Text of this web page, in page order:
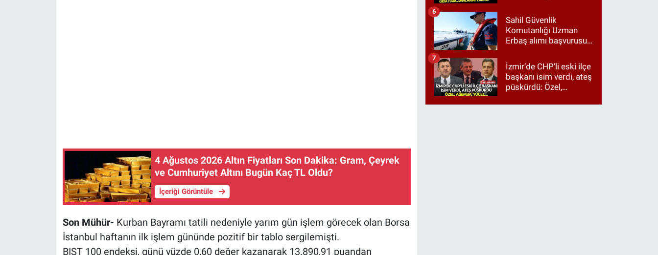
4 Ağustos 2026 Altın Fiyatları Son Dakika: Gram, Çeyrek
ve Cumhuriyet Altını Bugün Kaç TL Oldu?
İçeriği Görüntüle
Son Mühür- Kurban Bayramı tatili nedeniyle yarım gün işlem görecek olan Borsa
İstanbul haftanın ilk işlem gününde pozitif bir tablo sergilemişti.
BIST 100 endeksi, günü yüzde 0,60 değer kazanarak 13.890,91 puandan
harcamalarını vurdu!
Sahil Güvenlik
Komutanlığı Uzman
Erbaş alımı başvurusu
başvuru şartları neler?
6
İzmir’de CHP’li eski ilçe
başkanı isim verdi, ateş
püskürdü: Özel,
7